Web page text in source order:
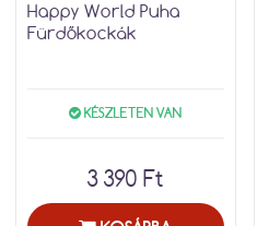
Happy World Puha
Fürdőkockák
KÉSZLETEN VAN
3 390 Ft